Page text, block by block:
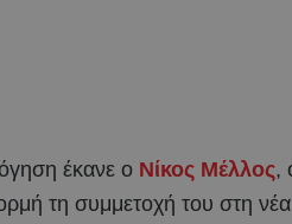
έκανε ο Νίκος Μέλλος,
τη συμμετοχή του στη νέα